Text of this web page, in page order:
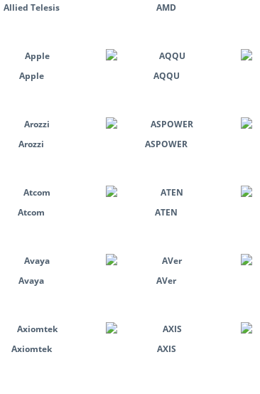
Allied Telesis AMD
Apple AQQU
Arozzi ASPOWER
Atcom ATEN
Avaya AVer
Axiomtek AXIS